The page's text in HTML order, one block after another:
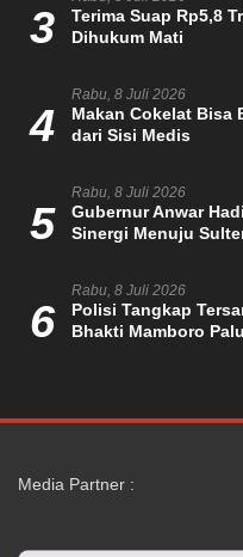
3
Terima Suap Rp5,8
Dihukum Mati
4
Rabu, 8 Juli 2026
Makan Cokelat Bisa
dari Sisi Medis
5
Rabu, 8 Juli 2026
Gubernur Anwar
Sinergi Menuju
6
Rabu, 8 Juli 2026
Polisi Tangkap
Bhakti Mamboro Palu
Media Partner :